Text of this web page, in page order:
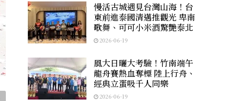
慢活古城遇見台灣山海！台
東前進泰國清邁推觀光 卑南
歌舞、可可小米酒驚艷泰北
2026-06-19
風大日曬大考驗！竹南端午
龍舟賽熱血奪標 陸上行舟、
經典立蛋吸千人同樂
2026-06-19